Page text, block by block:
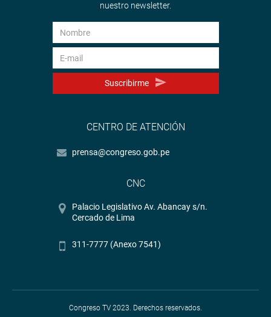
nuestro newsletter.
Suscribirme
CENTRO DE ATENCIÓN
prensa@congreso.gob.pe
CNC
Palacio Legislativo Av. Abancay s/n.
Cercado de Lima
311-7777 (Anexo 7541)
Congreso TV 2023. Derechos reservados.